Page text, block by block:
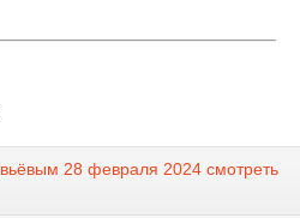
28 февраля 2024 смотреть